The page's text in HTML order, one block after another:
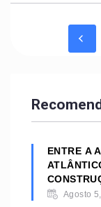
ENTRE A
Agosto